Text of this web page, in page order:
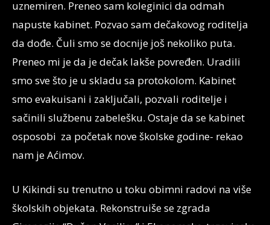
uznemiren. Preneo sam koleginici da odmah
napuste kabinet. Pozvao sam dečakovog roditelja
da dođe. Čuli smo se docnije još nekoliko puta.
Preneo mi je da je dečak lakše povređen. Uradili
smo sve što je u skladu sa protokolom. Kabinet
smo evakuisani i zaključali, pozvali roditelje i
sačinili službenu zabelešku. Ostaje da se kabinet
osposobi za početak nove školske godine- rekao
nam je Aćimov.
U Kikindi su trenutno u toku obimni radovi na više
školskih objekata. Rekonstruiše se zgrada